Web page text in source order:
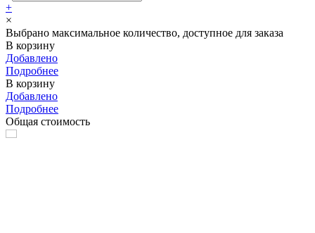
+
×
Выбрано максимальное количество, доступное для заказа
В корзину
Добавлено
Подробнее
В корзину
Добавлено
Подробнее
Общая стоимость